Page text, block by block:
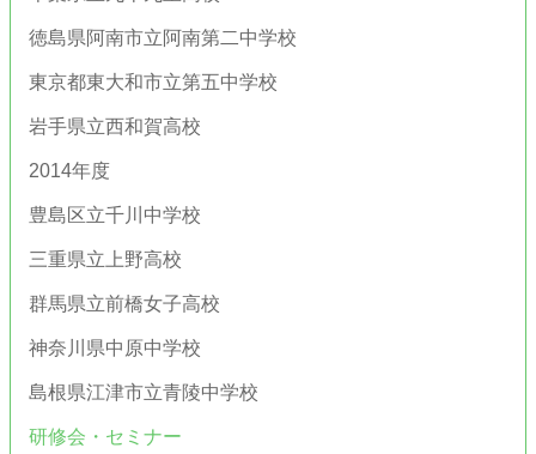
徳島県阿南市立阿南第二中学校
東京都東大和市立第五中学校
岩手県立西和賀高校
2014年度
豊島区立千川中学校
三重県立上野高校
群馬県立前橋女子高校
神奈川県中原中学校
島根県江津市立青陵中学校
研修会・セミナー